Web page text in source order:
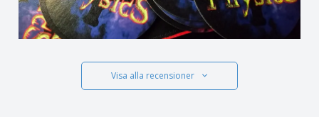
Visa alla recensioner